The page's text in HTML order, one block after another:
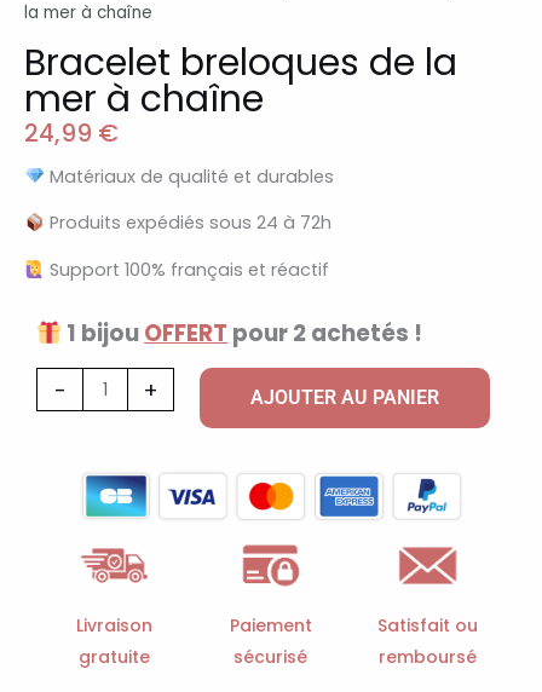
la mer à chaîne
Bracelet breloques de la
mer à chaîne
24,99 €
Matériaux de qualité et durables
Produits expédiés sous 24 à 72h
Support 100% français et réactif
1 bijouOFFERT pour 2 achetés !
-
quantité
de
breloques
+ AJOUTER AU PANIER
Livraison
gratuite
Paiement
sécurisé
Satisfait ou
remboursé